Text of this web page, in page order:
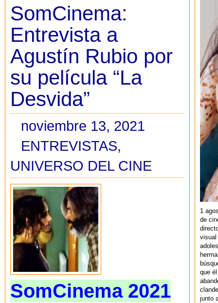
SomCinema:
Entrevista a
Agustín Rubio por
su película “La
Desvida”
noviembre 13, 2021
ENTREVISTAS,
UNIVERSO DEL CINE
SomCinema 2021
1
de
visual
que
junto